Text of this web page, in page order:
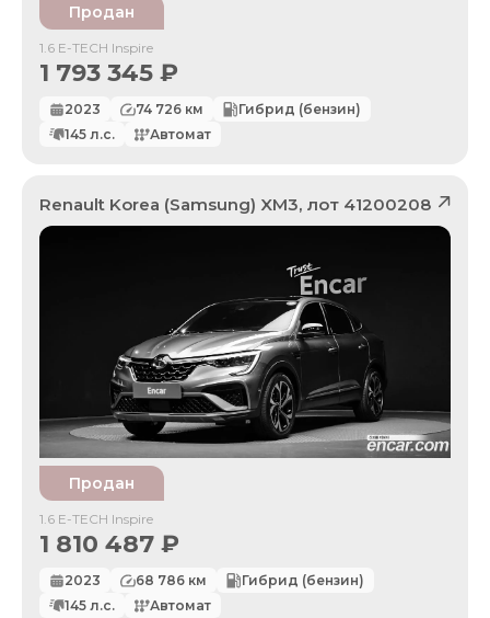
Продан
1.6 E-TECH Inspire
1 793 345 ₽
2023 74 726 км
Гибрид (бензин)
145 л.с. Автомат
Renault Korea (Samsung) XM3, лот 41200208
Продан
1.6 E-TECH Inspire
1 810 487 ₽
2023 68 786 км
Гибрид (бензин)
145 л.с. Автомат